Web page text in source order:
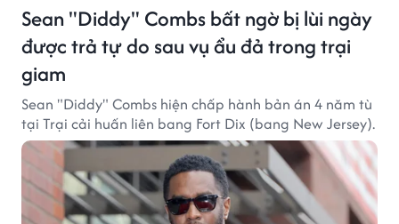
Sean "Diddy" Combs bất ngờ bị lùi ngày
được trả tự do sau vụ ẩu đả trong trại
giam
Sean "Diddy" Combs hiện chấp hành bản án 4 năm tù
tại Trại cải huấn liên bang Fort Dix (bang New Jersey).